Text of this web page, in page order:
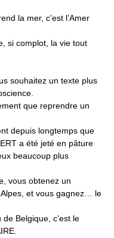
la mer, c’est l’Amer
si complot, la vie tout
souhaitez un texte plus
que reprendre un
depuis longtemps que
a été jeté en pâture
beaucoup plus
vous obtenez un
et vous gagnez… le
Belgique, c’est le